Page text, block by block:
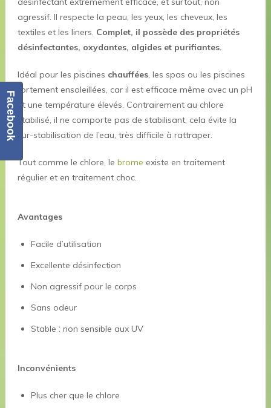
agressif. Il respecte la peau, les yeux, les cheveux, les
textiles et les liners. Complet, il possède des propriétés
désinfectantes, oxydantes, algides et purifiantes.
Idéal pour les piscines chauffées, les spas ou les piscines
fortement ensoleillées, car il est efficace même avec un pH
et une température élevés. Contrairement au chlore
stabilisé, il ne comporte pas de stabilisant, cela évite la
sur-stabilisation de l’eau, très difficile à rattraper.
Tout comme le chlore, le brome existe en traitement
régulier et en traitement choc.
Avantages
Facile d’utilisation
Excellente désinfection
Non agressif pour le corps
Sans odeur
Stable : non sensible aux UV
Inconvénients
Plus cher que le chlore
Facebook